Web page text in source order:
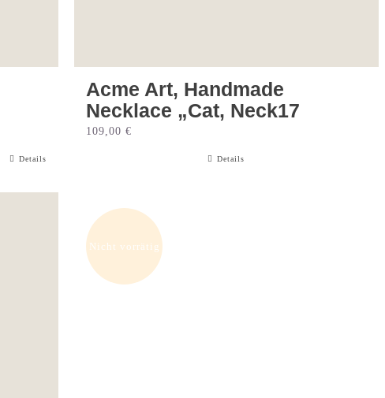
Details
Acme Art, Handmade
Necklace „Cat, Neck17
109,00 €
Details
Nicht vorrätig